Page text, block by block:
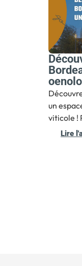
un
viticole !
Lire